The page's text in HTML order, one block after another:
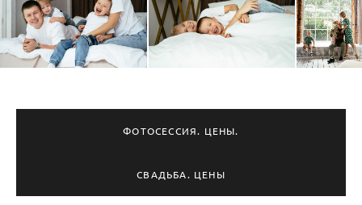
ФОТОСЕССИЯ. ЦЕНЫ.
СВАДЬБА. ЦЕНЫ